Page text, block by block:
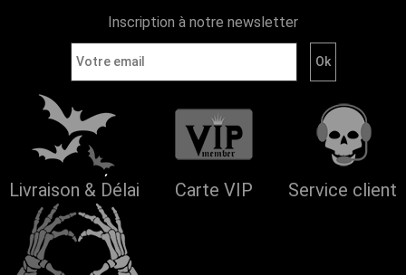
Inscription à notre newsletter
Livraison & Délai Carte VIP Service client